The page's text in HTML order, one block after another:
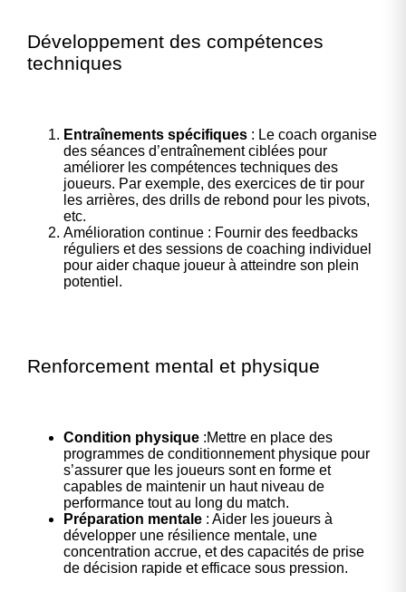
Développement des compétences
techniques
Entraînements spécifiques : Le coach organise
des séances d’entraînement ciblées pour
améliorer les compétences techniques des
joueurs. Par exemple, des exercices de tir pour
les arrières, des drills de rebond pour les pivots,
etc.
Amélioration continue : Fournir des feedbacks
réguliers et des sessions de coaching individuel
pour aider chaque joueur à atteindre son plein
potentiel.
Renforcement mental et physique
Condition physique :Mettre en place des
programmes de conditionnement physique pour
s’assurer que les joueurs sont en forme et
capables de maintenir un haut niveau de
performance tout au long du match.
Préparation mentale : Aider les joueurs à
développer une résilience mentale, une
concentration accrue, et des capacités de prise
de décision rapide et efficace sous pression.